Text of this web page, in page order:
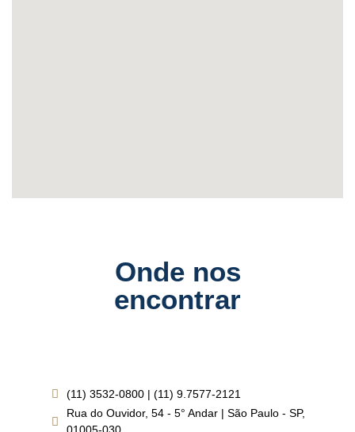
Onde nos
encontrar
(11) 3532-0800 | (11) 9.7577-2121
Rua do Ouvidor, 54 - 5° Andar | São Paulo - SP,